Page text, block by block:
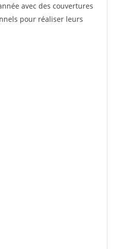
avec des couvertures
pour réaliser leurs